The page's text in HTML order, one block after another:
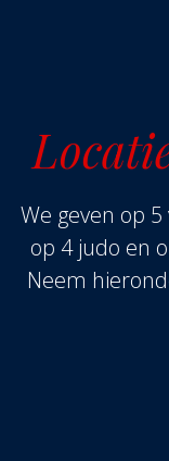
We geven op
op 4 judo en
Neem